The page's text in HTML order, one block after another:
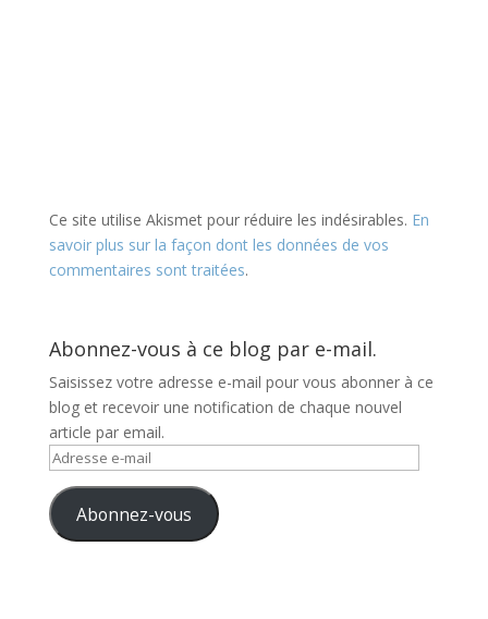
Ce site utilise Akismet pour réduire les indésirables. En
savoir plus sur la façon dont les données de vos
commentaires sont traitées.
Abonnez-vous à ce blog par e-mail.
Saisissez votre adresse e-mail pour vous abonner à ce
blog et recevoir une notification de chaque nouvel
article par email.
Adresse
mail Abonnez-vous